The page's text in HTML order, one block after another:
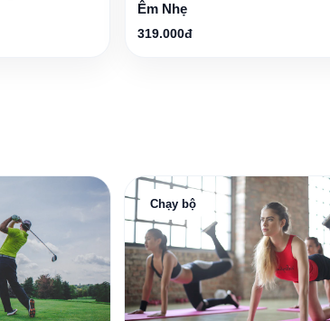
Êm Nhẹ
319.000đ
Chạy bộ